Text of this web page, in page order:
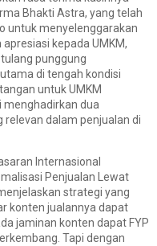
Bhakti Astra, yang telah
untuk menyelenggarakan
kepada UMKM,
punggung
di tengah kondisi
untuk UMKM
menghadirkan dua
dalam penjualan di
Internasional
Penjualan Lewat
strategi yang
konten jualannya dapat
jaminan konten dapat FYP
Tapi dengan